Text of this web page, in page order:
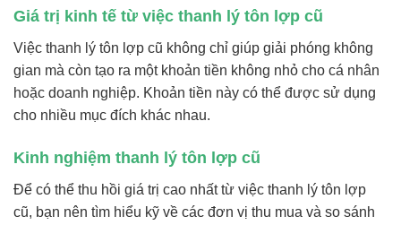
Giá trị kinh tế từ việc thanh lý tôn lợp cũ
Việc thanh lý tôn lợp cũ không chỉ giúp giải phóng không
gian mà còn tạo ra một khoản tiền không nhỏ cho cá nhân
hoặc doanh nghiệp. Khoản tiền này có thể được sử dụng
cho nhiều mục đích khác nhau.
Kinh nghiệm thanh lý tôn lợp cũ
Để có thể thu hồi giá trị cao nhất từ việc thanh lý tôn lợp
cũ, bạn nên tìm hiểu kỹ về các đơn vị thu mua và so sánh